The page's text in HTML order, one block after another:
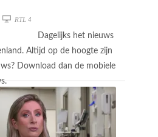
RTL 4
Dagelijks het nieuws
Altijd op de hoogte zijn
Download dan de mobiele